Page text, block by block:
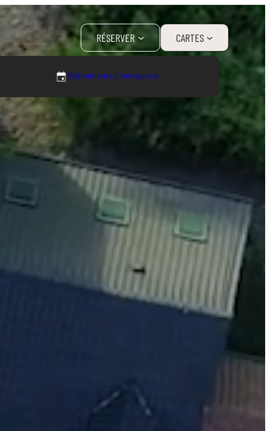
RÉSERVER CARTES
Événements d’entreprise